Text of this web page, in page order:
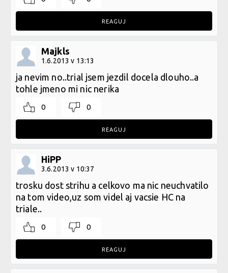
REAGUJ
Majkls
1.6.2013 v 13:13
ja nevim no..trial jsem jezdil docela dlouho..a
tohle jmeno mi nic nerika
0 0
REAGUJ
HiPP
3.6.2013 v 10:37
trosku dost strihu a celkovo ma nic neuchvatilo
na tom video,uz som videl aj vacsie HC na
triale..
0 0
REAGUJ